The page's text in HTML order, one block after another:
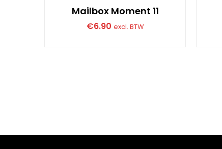
Mailbox Moment 11
€6.90 excl. BTW